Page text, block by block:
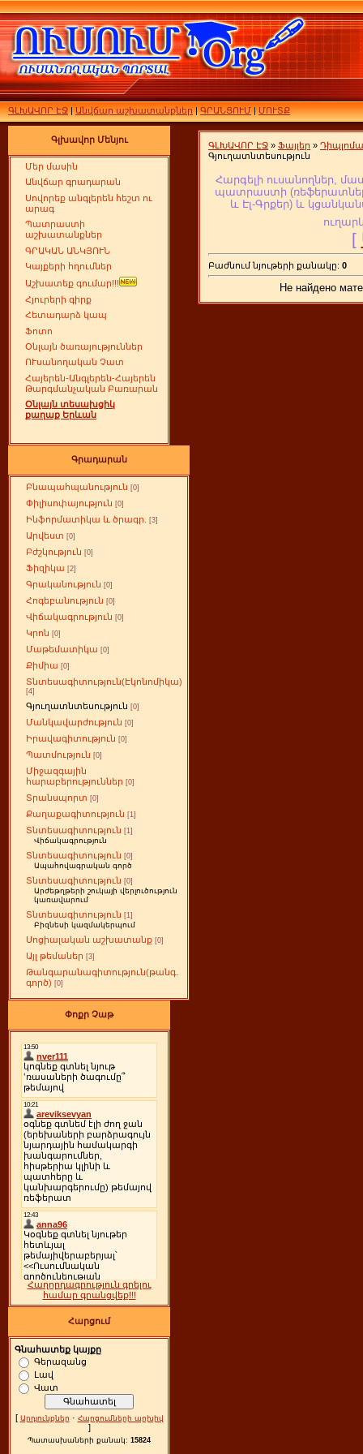
ԳԼԽԱՎՈՐ ԷՋ|Անվճար աշխատանքներ|ԳՐԱՆՑՈՒՄ|ՄՈՒՏՔ
Գլխավոր Մենյու
Մեր մասին
Անվճար գրադարան
Սովորեք անգլերեն հեշտ ու
արագ
Պատրաստի
աշխատանքներ
ԳՐԱԿԱՆ ԱՆԿՅՈՒՆ
Կայքերի հղումներ
Աշխատեք գումար!!!
Հյուրերի գիրք
Հետադարձ կապ
Ֆոտո
Օնլայն ծառայություններ
ՈՒսանողական Չատ
Հայերեն-Անգլերեն-Հայերեն
Թարգմանչական Բառարան
Օնլայն տեսախցիկ
քաղաք Երևան
Գրադարան
Բնապահպանություն [0]
Փիլիսոփայություն [0]
Ինֆորմատիկա և ծրագր. [3]
Արվեստ [0]
Բժշկություն [0]
Ֆիզիկա [2]
Գրականություն [0]
Հոգեբանություն [0]
Վիճակագրություն [0]
Կրոն [0]
Մաթեմատիկա [0]
Քիմիա [0]
Տնտեսագիտություն(Էկոնոմիկա)
[4]
Գյուղատնտեսություն [0]
Մանկավարժություն [0]
Իրավագիտություն [0]
Պատմություն [0]
Միջազգային
հարաբերություններ [0]
Տրանսպորտ [0]
Քաղաքագիտություն [1]
Տնտեսագիտություն [1]
Վիճակագրություն
Տնտեսագիտություն [0]
Ապահովագրական գործ
Տնտեսագիտություն [0]
Արժեթղթերի շուկայի վերլուծություն
կառավարում
Տնտեսագիտություն [1]
Բիզնեսի կազմակերպում
Սոցիալական աշխատանք [0]
Այլ թեմաներ [3]
Թանգարանագիտություն(թանգ.
գործ) [0]
Փոքր Չաթ
Հաղորդագրություն գրելու
համար գրանցվեք!!!
Հարցում
Գնահատեք կայքը
Գերազանց
Լավ
Վատ
[ Արդյունքներ · Հարցումների արխիվ
]
Պատասխաների քանակ: 15824
ԳԼԽԱՎՈՐ ԷՋ » Ֆայլեր »
Գյուղատնտեսություն
Հարգելի ուսանողներ,
պատրաստի
և Էլ-Գրքեր) և
[
Բաժնում նյութերի քանակը: 0
Не найдено